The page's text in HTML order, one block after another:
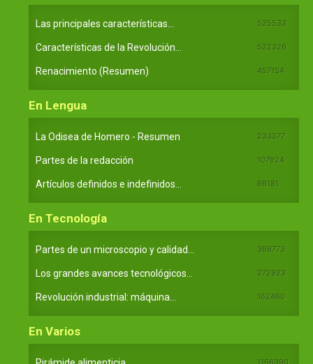
Las principales características... 525533
Características de la Revolución... 522326
Renacimiento (Resumen) 457154
En Lengua
La Odisea de Homero - Resumen 233377
Partes de la redacción 107924
Artículos definidos e indefinidos... 66181
En Tecnología
Partes de un microscopio y calidad... 369773
Los grandes avances tecnológicos... 272923
Revolución industrial: máquina... 162460
En Varios